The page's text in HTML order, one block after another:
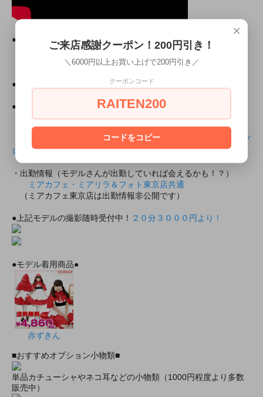
●モデル身長● まな/152cm（23-25cm着用）
まなちゃんがモデルのその他の商品
●所属
●ミアコスの所属モデルと上記の店舗で会えちゃいます！
・所属店舗のモデルプロフィール
まなちゃんのミアカフェ・ミアリラ＆フォト東京店共通のプ
ロフィール
・出勤情報（モデルさんが出勤していれば会えるかも！？）
ミアカフェ・ミアリラ＆フォト東京店共通
（ミアカフェ東京店は出勤情報非公開です）
●上記モデルの撮影随時受付中！ ２０分３０００円より！
●モデル着用商品●
赤ずきん
■おすすめオプション小物類■
単品カチューシャやネコ耳などの小物類（1000円程度より多数
販売中）
×
ご来店感謝クーポン！200円引き！
＼6000円以上お買い上げで200円引き／
クーポンコード
RAITEN200
コードをコピー